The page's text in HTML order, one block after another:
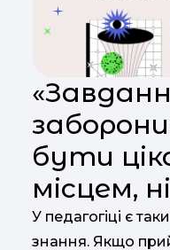
бути
місцем,
У педагогіці є
знання. Якщо